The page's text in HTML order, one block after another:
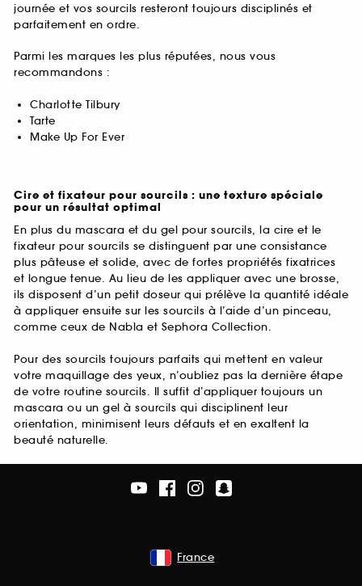
journée et vos sourcils resteront toujours disciplinés et
parfaitement en ordre.
Parmi les marques les plus réputées, nous vous
recommandons :
Charlotte Tilbury
Tarte
Make Up For Ever
Cire et fixateur pour sourcils : une texture spéciale
pour un résultat optimal
En plus du mascara et du gel pour sourcils, la cire et le
fixateur pour sourcils se distinguent par une consistance
plus pâteuse et solide, avec de fortes propriétés fixatrices
et longue tenue. Au lieu de les appliquer avec une brosse,
ils disposent d’un petit doseur qui prélève la quantité idéale
à appliquer ensuite sur les sourcils à l’aide d’un pinceau,
comme ceux de Nabla et Sephora Collection.
Pour des sourcils toujours parfaits qui mettent en valeur
votre maquillage des yeux, n’oubliez pas la dernière étape
de votre routine sourcils. Il suffit d’appliquer toujours un
mascara ou un gel à sourcils qui disciplinent leur
orientation, minimisent leurs défauts et en exaltent la
beauté naturelle.
France